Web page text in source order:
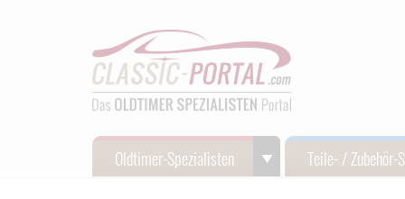
Oldtimer-Spezialisten Teile- / Zubehör-